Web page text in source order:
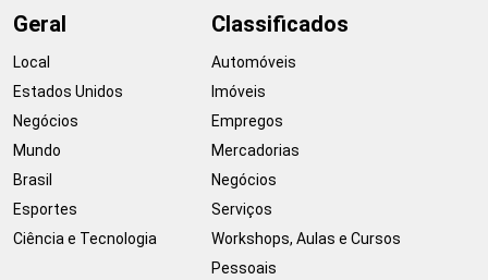
Geral
Local
Estados Unidos
Negócios
Mundo
Brasil
Esportes
Ciência e Tecnologia
Classificados
Automóveis
Imóveis
Empregos
Mercadorias
Negócios
Serviços
Workshops, Aulas e Cursos
Pessoais